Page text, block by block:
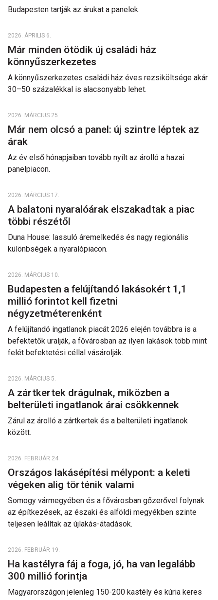
Budapesten tartják az árukat a panelek.
2026. ÁPRILIS 6.
Már minden ötödik új családi ház
könnyűszerkezetes
A könnyűszerkezetes családi ház éves rezsiköltsége akár
30–50 százalékkal is alacsonyabb lehet.
2026. MÁRCIUS 25.
Már nem olcsó a panel: új szintre léptek az
árak
Az év első hónapjaiban tovább nyílt az árolló a hazai
panelpiacon.
2026. MÁRCIUS 17.
A balatoni nyaralóárak elszakadtak a piac
többi részétől
Duna House: lassuló áremelkedés és nagy regionális
különbségek a nyaralópiacon.
2026. MÁRCIUS 10.
Budapesten a felújítandó lakásokért 1,1
millió forintot kell fizetni
négyzetméterenként
A felújítandó ingatlanok piacát 2026 elején továbbra is a
befektetők uralják, a fővárosban az ilyen lakások több mint
felét befektetési céllal vásárolják.
2026. MÁRCIUS 5.
A zártkertek drágulnak, miközben a
belterületi ingatlanok árai csökkennek
Zárul az árolló a zártkertek és a belterületi ingatlanok
között.
2026. FEBRUÁR 24.
Országos lakásépítési mélypont: a keleti
végeken alig történik valami
Somogy vármegyében és a fővárosban gőzerővel folynak
az építkezések, az északi és alföldi megyékben szinte
teljesen leálltak az újlakás-átadások.
2026. FEBRUÁR 19.
Ha kastélyra fáj a foga, jó, ha van legalább
300 millió forintja
Magyarországon jelenleg 150-200 kastély és kúria keres